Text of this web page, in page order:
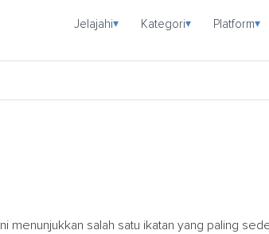
Jelajahi▾ Kategori▾ Platform▾
salah satu ikatan yang paling